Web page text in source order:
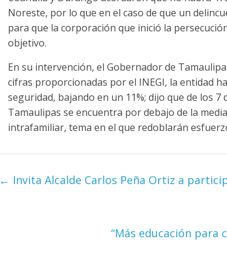
Noreste, por lo que en el caso de que un
para que la corporación que inició la
objetivo.
En su intervención, el Gobernador de
cifras proporcionadas por el INEGI, la entidad
seguridad, bajando en un 11%; dijo que de los
Tamaulipas se encuentra por debajo de la
intrafamiliar, tema en el que redoblarán
← Invita Alcalde Carlos Peña Ortiz a
“Más educación para